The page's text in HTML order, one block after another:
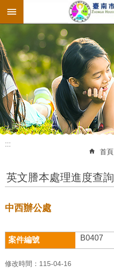
跳到主要內容區塊
:::
:::
首頁
英文謄本處理進度查詢
中西辦公處
B0407
修改時間：115-04-16